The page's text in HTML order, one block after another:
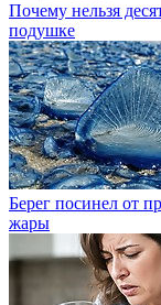
Почему нельзя
подушке
Берег посинел от
жары